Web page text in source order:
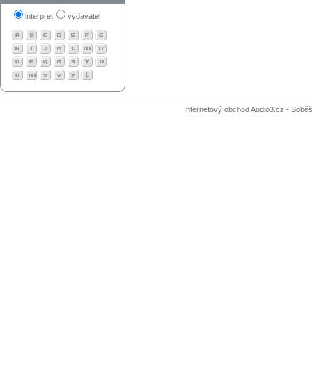
interpret vydavatel
Internetový obchod Audio3.cz -